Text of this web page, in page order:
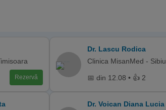
Rezervă
Dr. Lascu Rodica
Clinica MisanMed - Sibiu
📅 din 12.08 • 👍 2
Dr. Voican Diana Lucia